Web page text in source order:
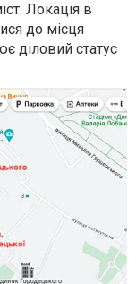
Локація в
до місця
діловий статус